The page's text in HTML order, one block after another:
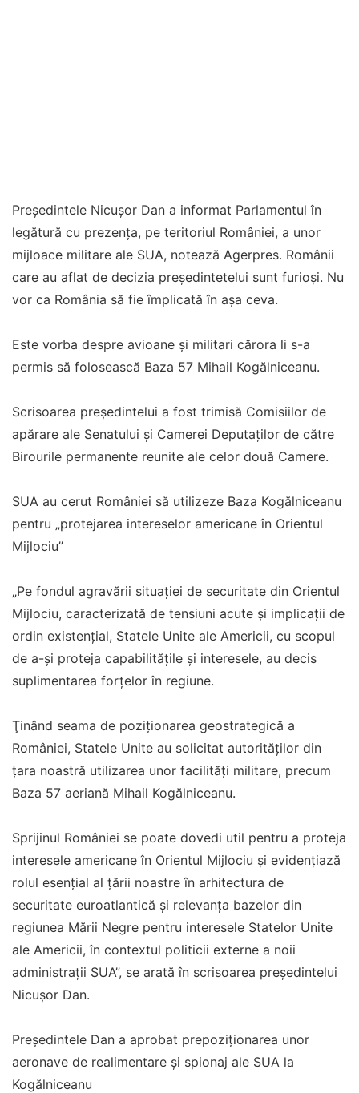
Președintele Nicușor Dan a informat Parlamentul în
legătură cu prezența, pe teritoriul României, a unor
mijloace militare ale SUA, notează Agerpres. Românii
care au aflat de decizia președintetelui sunt furioși. Nu
vor ca România să fie împlicată în așa ceva.
Este vorba despre avioane și militari cărora li s-a
permis să folosească Baza 57 Mihail Kogălniceanu.
Scrisoarea președintelui a fost trimisă Comisiilor de
apărare ale Senatului şi Camerei Deputaților de către
Birourile permanente reunite ale celor două Camere.
SUA au cerut României să utilizeze Baza Kogălniceanu
pentru „protejarea intereselor americane în Orientul
Mijlociu”
„Pe fondul agravării situației de securitate din Orientul
Mijlociu, caracterizată de tensiuni acute şi implicații de
ordin existențial, Statele Unite ale Americii, cu scopul
de a-şi proteja capabilitățile şi interesele, au decis
suplimentarea forțelor în regiune.
Ţinând seama de poziționarea geostrategică a
României, Statele Unite au solicitat autorităților din
ţara noastră utilizarea unor facilități militare, precum
Baza 57 aeriană Mihail Kogălniceanu.
Sprijinul României se poate dovedi util pentru a proteja
interesele americane în Orientul Mijlociu şi evidențiază
rolul esențial al țării noastre în arhitectura de
securitate euroatlantică şi relevanța bazelor din
regiunea Mării Negre pentru interesele Statelor Unite
ale Americii, în contextul politicii externe a noii
administrații SUA”, se arată în scrisoarea președintelui
Nicușor Dan.
Președintele Dan a aprobat prepoziționarea unor
aeronave de realimentare și spionaj ale SUA la
Kogălniceanu